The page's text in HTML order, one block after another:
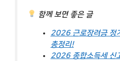
함께 보면 좋은 글
2026 근로장려금 정
총정리!
2026 종합소득세 신